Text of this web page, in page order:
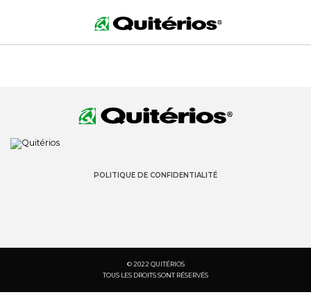
POLITIQUE DE CONFIDENTIALITÉ
© 2022 QUITÉRIOS
TOUS LES DROITS SONT RÉSERVÉS